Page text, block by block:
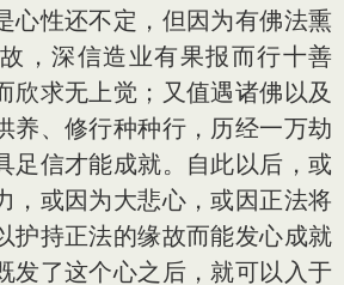
心性还不定，但因为有佛法熏
，深信造业有果报而行十善
欣求无上觉；又值遇诸佛以及
养、修行种种行，历经一万劫
足信才能成就。自此以后，或
，或因为大悲心，或因正法将
护持正法的缘故而能发心成就
发了这个心之后，就可以入于